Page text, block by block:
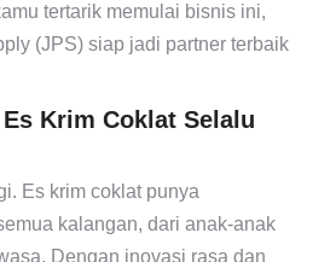
tertarik memulai bisnis ini,
(JPS) siap jadi partner terbaik
Krim Coklat Selalu
Es krim coklat punya
kalangan, dari anak-anak
Dengan inovasi rasa dan